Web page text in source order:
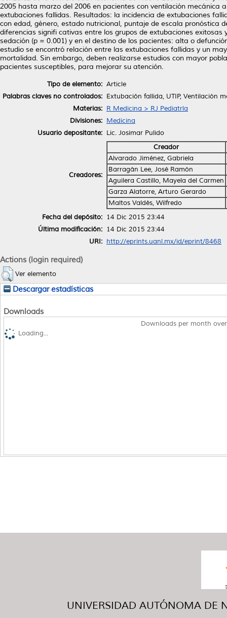
2005 hasta marzo del 2006 en pacientes con ventilación
extubaciones fallidas. Resultados: la incidencia de extubaciones
con edad, género, estado nutricional, puntaje de escala pronóstica
diferencias signifi cativas entre los grupos de extubaciones
sedación (p = 0.001) y en el destino de los pacientes: alta o
estudio se encontró relación entre las extubaciones fallidas y un
mortalidad. Sin embargo, deben realizarse estudios con mayor
pacientes susceptibles, para mejorar su atención.
Tipo de elemento: Article
Palabras claves no controlados: Extubación fallida, UTIP, Ventilación
Materias: R Medicina > RJ Pediatría
Divisiones: Medicina
Usuario depositante: Lic. Josimar Pulido
Creadores:
Creador
Alvarado Jiménez, Gabriela
Barragán Lee, José Ramón
Aguilera Castillo, Mayela del Carmen
Garza Alatorre, Arturo Gerardo
Maltos Valdés, Wilfredo
Fecha del depósito: 14 Dic 2015 23:44
Última modificación: 14 Dic 2015 23:44
URI: http://eprints.uanl.mx/id/eprint/8468
Actions (login required)
Ver elemento
Descargar estadísticas
Downloads
Downloads per month
Loading...
UNIVERSIDAD AUTÓNOMA DE